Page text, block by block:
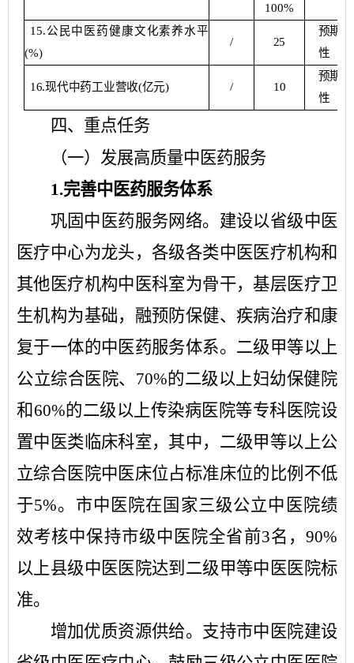
100%
15.公民中医药健康文化素养水平
(%)
/ 25
预期
性
16.现代中药工业营收(亿元) / 10
预期
性
四、重点任务
（一）发展高质量中医药服务
1.完善中医药服务体系
巩固中医药服务网络。 建设以省级中医
医疗中心为龙头，各级各类中医医疗机构和
其他医疗机构中医科室为骨干，基层医疗卫
生机构为基础，融预防保健、疾病治疗和康
复于一体的中医药服务体系。二级甲等以上
公立综合医院、 70%的二级以上妇幼保健院
和60%的二级以上传染病医院等专科医院设
置中医类临床科室，其中，二级甲等以上公
立综合医院中医床位占标准床位的比例不低
于5%。市中医院在国家三级公立中医院绩
效考核中保持市级中医院全省前3名，90%
以上县级中医医院达到二级甲等中医医院标
准。
增加优质资源供给。 支持市中医院建设